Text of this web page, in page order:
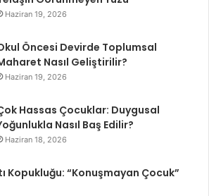
Haziran 19, 2026
Öncesi Devirde Toplumsal
Nasıl Geliştirilir?
Haziran 19, 2026
Hassas Çocuklar: Duygusal
Nasıl Baş Edilir?
Haziran 18, 2026
Kopukluğu: “Konuşmayan Çocuk”